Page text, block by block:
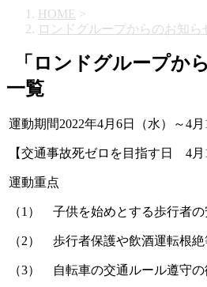
HOME >
ロンドグループからのお知ら
「ロンドグループか
一覧
運動期間2022年4月6日（水）～4月
【交通事故死ゼロを目指す日 4月
運動重点
（1） 子供を始めとする歩行者の
（2） 歩行者保護や飲酒運転根
（3） 自転車の交通ルール遵守